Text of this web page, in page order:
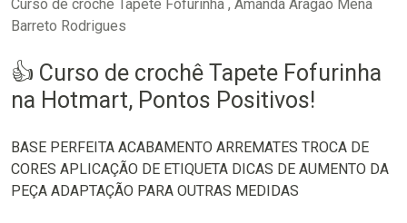
Curso de crochê Tapete Fofurinha , Amanda Aragão Mena
Barreto Rodrigues
👍 Curso de crochê Tapete Fofurinha
na Hotmart, Pontos Positivos!
BASE PERFEITA ACABAMENTO ARREMATES TROCA DE
CORES APLICAÇÃO DE ETIQUETA DICAS DE AUMENTO DA
PEÇA ADAPTAÇÃO PARA OUTRAS MEDIDAS